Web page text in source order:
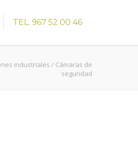
TEL. 967 52 00 46
industriales / Cámaras de
seguridad